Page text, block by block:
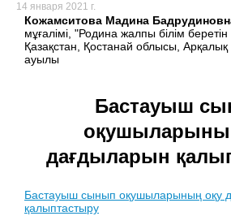
14 января 2021 г.
Кожамситова Мадина
мұғалімі, "Родина жалпы білім
Қазақстан, Қостанай облысы,
ауылы
Бастауыш
дағдыларын
Бастауыш сынып оқушыларының оқу
қалыптастыру